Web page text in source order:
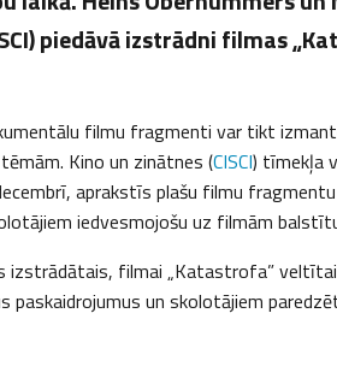
piedāvā izstrādni filmas
filmu fragmenti var tikt
Kino un zinātnes (CISCI) tīmekļa
aprakstīs plašu filmu
iedvesmojošu uz filmām
izstrādātais, filmai „Katastrofa”
paskaidrojumus un skolotājiem